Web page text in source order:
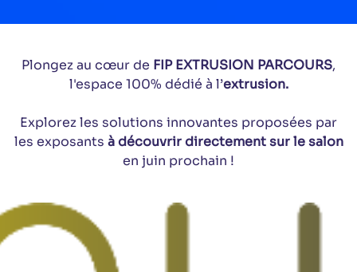
Plongez au cœur de FIP EXTRUSION PARCOURS,
l'espace 100% dédié à l’extrusion.
Explorez les solutions innovantes proposées par
les exposants à découvrir directement sur le salon
en juin prochain !